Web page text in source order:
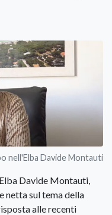
nell'Elba Davide Montauti
Davide Montauti,
netta sul tema della
alle recenti